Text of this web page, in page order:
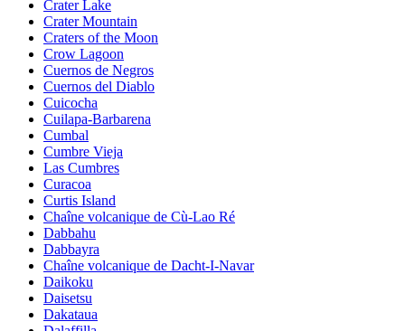
Crater Lake
Crater Mountain
Craters of the Moon
Crow Lagoon
Cuernos de Negros
Cuernos del Diablo
Cuicocha
Cuilapa-Barbarena
Cumbal
Cumbre Vieja
Las Cumbres
Curacoa
Curtis Island
Chaîne volcanique de Cù-Lao Ré
Dabbahu
Dabbayra
Chaîne volcanique de Dacht-I-Navar
Daikoku
Daisetsu
Dakataua